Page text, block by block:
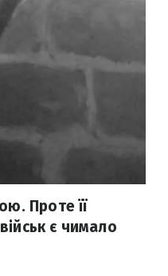
Проте її
є чимало